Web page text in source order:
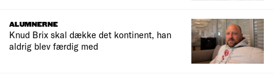
ALUMNERNE
Knud Brix skal dække det kontinent, han
aldrig blev færdig med